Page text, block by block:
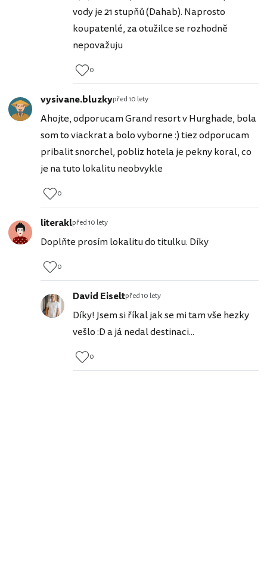
vody je 21 stupňů (Dahab). Naprosto
koupatenlé, za otužilce se rozhodně
nepovažuju
0
vysivane.bluzkypřed 10 lety
Ahojte, odporucam Grand resort v Hurghade, bola
som to viackrat a bolo vyborne :) tiez odporucam
pribalit snorchel, pobliz hotela je pekny koral, co
je na tuto lokalitu neobvykle
0
literaklpřed 10 lety
Doplňte prosím lokalitu do titulku. Díky
0
David Eiseltpřed 10 lety
Díky! Jsem si říkal jak se mi tam vše hezky
vešlo :D a já nedal destinaci...
0